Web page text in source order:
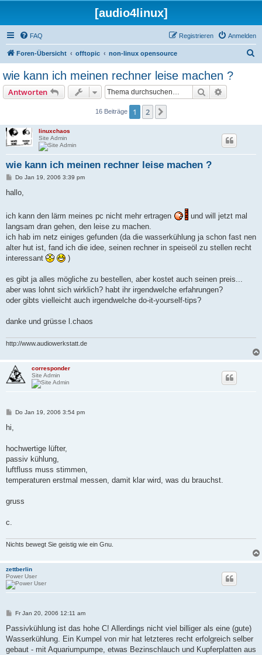
[audio4linux]
FAQ Anmelden
Registrieren
Foren-Übersicht offtopic non-linux opensource
wie kann ich meinen rechner leise machen ?
Antworten Suche
16 Beiträge 1 2
linuxchaos
Site Admin
wie kann ich meinen rechner leise machen ?
B
i
a
g
Do Jan 19, 2006 3:39 pm
hallo,
ich kann den lärm meines pc nicht mehr ertragen
und will jetzt mal
langsam dran gehen, den leise zu machen.
ich hab im netz einiges gefunden (da die wasserkühlung ja schon fast nen
alter hut ist, fand ich die idee, seinen rechner in speiseöl zu stellen recht
interessant
)
es gibt ja alles mögliche zu bestellen, aber kostet auch seinen preis...
aber was lohnt sich wirklich? habt ihr irgendwelche erfahrungen?
oder gibts vielleicht auch irgendwelche do-it-yourself-tips?
danke und grüsse l.chaos
http://www.audiowerkstatt.de
corresponder
Site Admin
B
t
a
Do Jan 19, 2006 3:54 pm
hi,
hochwertige lüfter,
passiv kühlung,
luftfluss muss stimmen,
temperaturen erstmal messen, damit klar wird, was du brauchst.
gruss
c.
Nichts bewegt Sie geistig wie ein Gnu.
zettberlin
Power User
B
i
r
a
Fr Jan 20, 2006 12:11 am
Passivkühlung ist das hohe C! Allerdings nicht viel billiger als eine (gute)
Wasserkühlung. Ein Kumpel von mir hat letzteres recht erfolgreich selber
gebaut - mit Aquariumpumpe, etwas Bezinschlauch und Kupferplatten aus